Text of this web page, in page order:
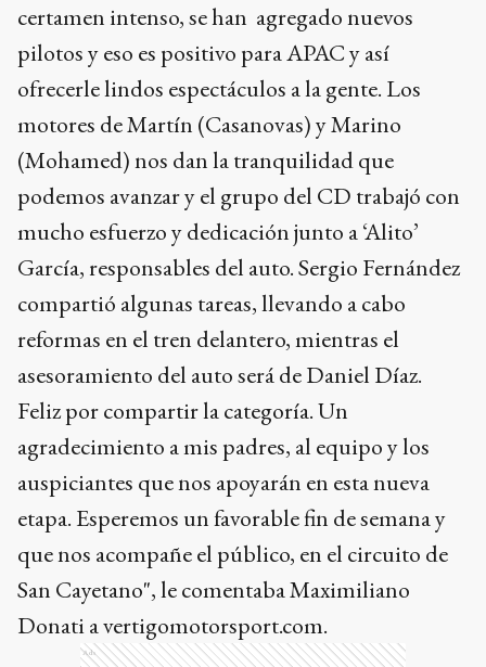
certamen intenso, se han agregado nuevos
pilotos y eso es positivo para APAC y así
ofrecerle lindos espectáculos a la gente. Los
motores de Martín (Casanovas) y Marino
(Mohamed) nos dan la tranquilidad que
podemos avanzar y el grupo del CD trabajó con
mucho esfuerzo y dedicación junto a ‘Alito’
García, responsables del auto. Sergio Fernández
compartió algunas tareas, llevando a cabo
reformas en el tren delantero, mientras el
asesoramiento del auto será de Daniel Díaz.
Feliz por compartir la categoría. Un
agradecimiento a mis padres, al equipo y los
auspiciantes que nos apoyarán en esta nueva
etapa. Esperemos un favorable fin de semana y
que nos acompañe el público, en el circuito de
San Cayetano", le comentaba Maximiliano
Donati a vertigomotorsport.com.
Ads